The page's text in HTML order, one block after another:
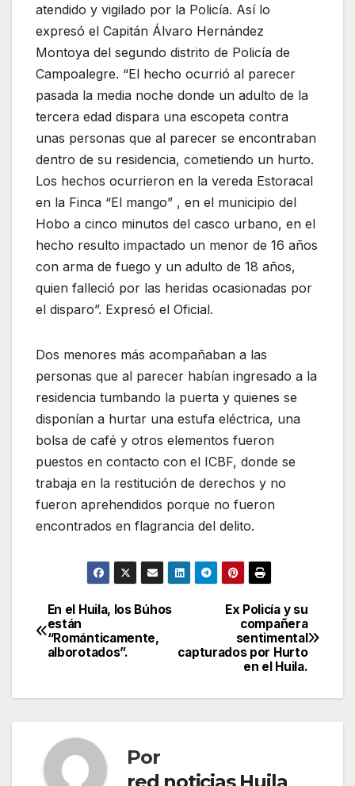
atendido y vigilado por la Policía. Así lo
expresó el Capitán Álvaro Hernández
Montoya del segundo distrito de Policía de
Campoalegre. “El hecho ocurrió al parecer
pasada la media noche donde un adulto de la
tercera edad dispara una escopeta contra
unas personas que al parecer se encontraban
dentro de su residencia, cometiendo un hurto.
Los hechos ocurrieron en la vereda Estoracal
en la Finca “El mango” , en el municipio del
Hobo a cinco minutos del casco urbano, en el
hecho resulto impactado un menor de 16 años
con arma de fuego y un adulto de 18 años,
quien falleció por las heridas ocasionadas por
el disparo”. Expresó el Oficial.
Dos menores más acompañaban a las
personas que al parecer habían ingresado a la
residencia tumbando la puerta y quienes se
disponían a hurtar una estufa eléctrica, una
bolsa de café y otros elementos fueron
puestos en contacto con el ICBF, donde se
trabaja en la restitución de derechos y no
fueron aprehendidos porque no fueron
encontrados en flagrancia del delito.
Navegación
de
Ex Policía y su
compañera
sentimental
capturados por Hurto
en el Huila.
En el Huila, los Búhos
están
“Románticamente,
alborotados”.
Por
red noticias Huila